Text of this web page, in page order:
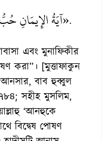
«آيَةُ الإِيمَانِ.
এবং মুনাফিকীর
করা”। [মুত্তাফাকুন
আনসার, বাব হুব্বুল
সহীহ মুসলিম,
‘আনহুকে
বিদ্বেষ পোষণ